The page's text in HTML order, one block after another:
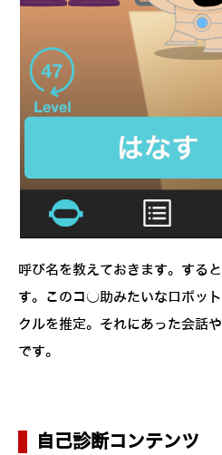
呼び名を教えておきます。する
す。このコ○助みたいなロボッ
クルを推定。それにあった会話
です。
自己診断コンテンツ